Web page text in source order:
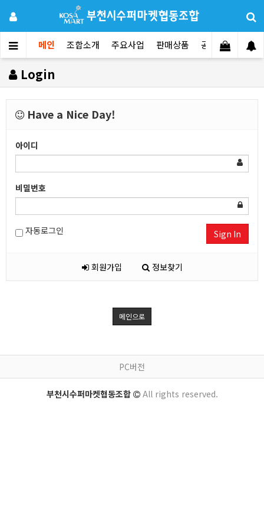
메인 조합소개 주요사업 판매상품 공지사항 문
Login
Have a Nice Day!
아이디
비밀번호
자동로그인 Sign In
회원가입 정보찾기
메인으로
PC버전
부천시수퍼마켓협동조합 All rights reserved.